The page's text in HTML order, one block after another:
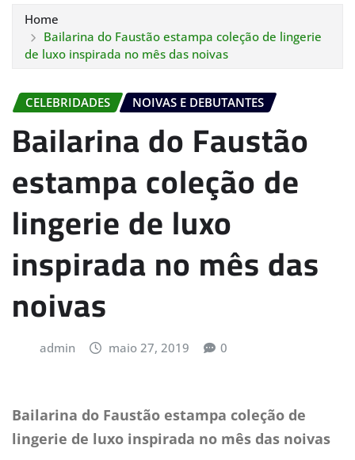
Home
Bailarina do Faustão estampa coleção de lingerie
de luxo inspirada no mês das noivas
CELEBRIDADES NOIVAS E DEBUTANTES
Bailarina do Faustão
estampa coleção de
lingerie de luxo
inspirada no mês das
noivas
admin maio 27, 2019 0
Bailarina do Faustão estampa coleção de
lingerie de luxo inspirada no mês das noivas